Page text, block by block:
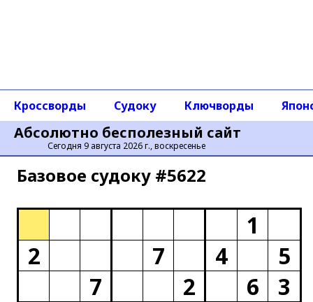
Абсолютно бесполезный сайт
Сегодня 9 августа 2026 г., воскресенье
Кроссворды Судоку Ключворды
Базовое cудоку #5622
1
2
7 4
5
7
2 6
3